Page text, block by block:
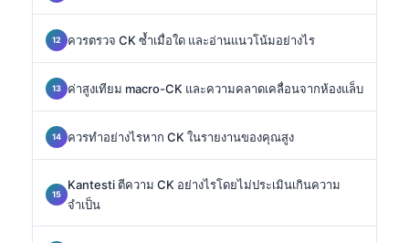
ควรตรวจ CK ซ้ำเมื่อใด และอ่านแนวโน้มอย่างไร
ค่าสูงเทียม macro-CK และความคลาดเคลื่อนจากห้องแล็บ
ควรทำอย่างไรหาก CK ในรายงานของคุณสูง
Kantesti ตีความ CK อย่างไรโดยไม่ประเมินเกินความ
จำเป็น